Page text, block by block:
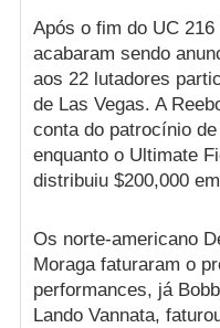
Após o fim do UC
acabaram sendo
aos 22 lutadores
de Las Vegas. A
conta do patrocínio
enquanto o Ultimate
distribuiu $200,000
Os norte-americano
Moraga faturaram o
performances, já
Lando Vannata,